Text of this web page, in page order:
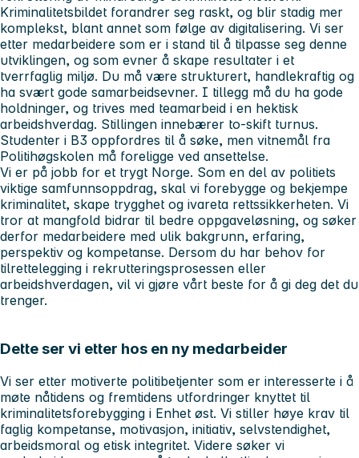
Kriminalitetsbildet forandrer seg raskt, og blir stadig mer
komplekst, blant annet som følge av digitalisering. Vi ser
etter medarbeidere som er i stand til å tilpasse seg denne
utviklingen, og som evner å skape resultater i et
tverrfaglig miljø. Du må være strukturert, handlekraftig og
ha svært gode samarbeidsevner. I tillegg må du ha gode
holdninger, og trives med teamarbeid i en hektisk
arbeidshverdag. Stillingen innebærer to-skift turnus.
Studenter i B3 oppfordres til å søke, men vitnemål fra
Politihøgskolen må foreligge ved ansettelse.
Vi er på jobb for et trygt Norge. Som en del av politiets
viktige samfunnsoppdrag, skal vi forebygge og bekjempe
kriminalitet, skape trygghet og ivareta rettssikkerheten. Vi
tror at mangfold bidrar til bedre oppgaveløsning, og søker
derfor medarbeidere med ulik bakgrunn, erfaring,
perspektiv og kompetanse. Dersom du har behov for
tilrettelegging i rekrutteringsprosessen eller
arbeidshverdagen, vil vi gjøre vårt beste for å gi deg det du
trenger.
Dette ser vi etter hos en ny medarbeider
Vi ser etter motiverte politibetjenter som er interesserte i å
møte nåtidens og fremtidens utfordringer knyttet til
kriminalitetsforebygging i Enhet øst. Vi stiller høye krav til
faglig kompetanse, motivasjon, initiativ, selvstendighet,
arbeidsmoral og etisk integritet. Videre søker vi